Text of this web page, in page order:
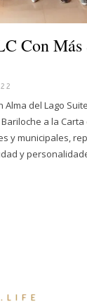
Con Más
del Lago
a la
y municipales,
y